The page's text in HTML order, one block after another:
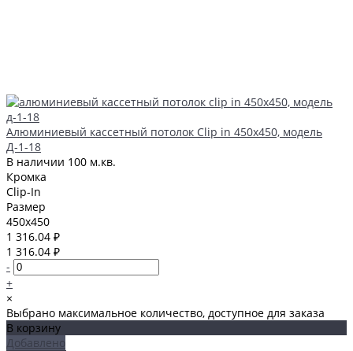
Алюминиевый кассетный потолок Clip in 450х450, модель
Д-1-18
В наличии 100 м.кв.
Кромка
Clip-In
Размер
450x450
1 316.04 ₽
1 316.04 ₽
-
+
×
Выбрано максимальное количество, доступное для заказа
В корзину
Добавлено